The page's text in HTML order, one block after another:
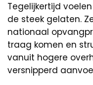
Tegelijkertijd
de steek gelaten.
nationaal
traag komen en
vanuit hogere
versnipperd